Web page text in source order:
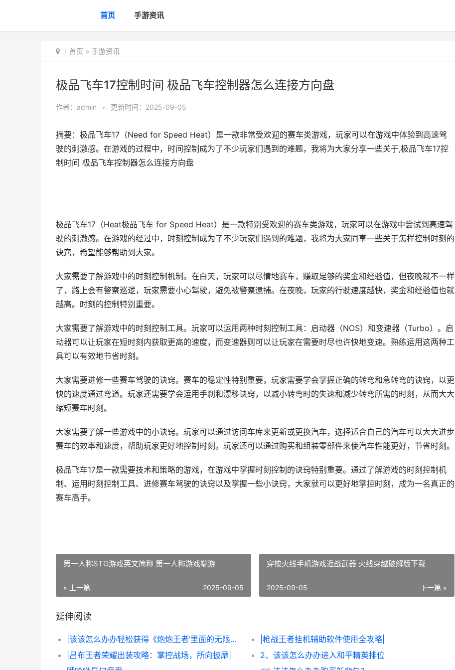
首页 手游资讯
首页 > 手游资讯
极品飞车17控制时间 极品飞车控制器怎么连接方向盘
作者： admin • 更新时间：2025-09-05
摘要：极品飞车17（Need for Speed Heat）是一款非常受欢迎的赛车类游戏，玩家可以在游戏中体验到高速驾
驶的刺激感。在游戏的过程中，时间控制成为了不少玩家们遇到的难题，我将为大家分享一些关于,极品飞车17控
制时间 极品飞车控制器怎么连接方向盘
极品飞车17（Heat极品飞车 for Speed Heat）是一款特别受欢迎的赛车类游戏，玩家可以在游戏中尝试到高速驾
驶的刺激感。在游戏的经过中，时刻控制成为了不少玩家们遇到的难题，我将为大家同享一些关于怎样控制时刻的
诀窍，希望能够帮助到大家。
大家需要了解游戏中的时刻控制机制。在白天，玩家可以尽情地赛车，赚取足够的奖金和经验值，但夜晚就不一样
了，路上会有警察巡逻，玩家需要小心驾驶，避免被警察逮捕。在夜晚，玩家的行驶速度越快，奖金和经验值也就
越高。时刻的控制特别重要。
大家需要了解游戏中的时刻控制工具。玩家可以运用两种时刻控制工具：启动器（NOS）和变速器（Turbo）。启
动器可以让玩家在短时刻内获取更高的速度，而变速器则可以让玩家在需要时尽也许快地变速。熟练运用这两种工
具可以有效地节省时刻。
大家需要进修一些赛车驾驶的诀窍。赛车的稳定性特别重要，玩家需要学会掌握正确的转弯和急转弯的诀窍，以更
快的速度通过弯道。玩家还需要学会运用手刹和漂移诀窍，以减小转弯时的失速和减少转弯所需的时刻，从而大大
缩短赛车时刻。
大家需要了解一些游戏中的小诀窍。玩家可以通过访问车库来更新或更换汽车，选择适合自己的汽车可以大大进步
赛车的效率和速度，帮助玩家更好地控制时刻。玩家还可以通过购买和组装零部件来使汽车性能更好，节省时刻。
极品飞车17是一款需要技术和策略的游戏，在游戏中掌握时刻控制的诀窍特别重要。通过了解游戏的时刻控制机
制、运用时刻控制工具、进修赛车驾驶的诀窍以及掌握一些小诀窍，大家就可以更好地掌控时刻，成为一名真正的
赛车高手。
第一人称STG游戏英文简称 第一人称游戏端游
« 上一篇 2025-09-05
穿梭火线手机游戏近战武器 火线穿越破解版下载
下一篇 »
2025-09-05
延伸阅读
|该该怎么办办轻松获得《炮炮王者’里面的无限金币和星星|
|枪战王者挂机辅助软件使用全攻略|
|吕布王者荣耀出装攻略：掌控战场，所向披靡|
2、该该怎么办办进入和平精英排位